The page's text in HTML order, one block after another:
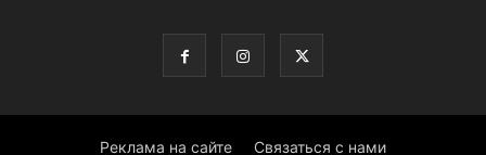
Реклама на сайте Связаться с нами